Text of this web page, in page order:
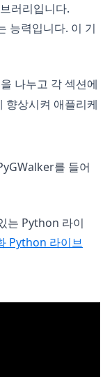
러리입니다.
능력입니다. 이 기
나누고 각 섹션에
향상시켜 애플리케
를 들어
는 Python 라이
Python 라이브